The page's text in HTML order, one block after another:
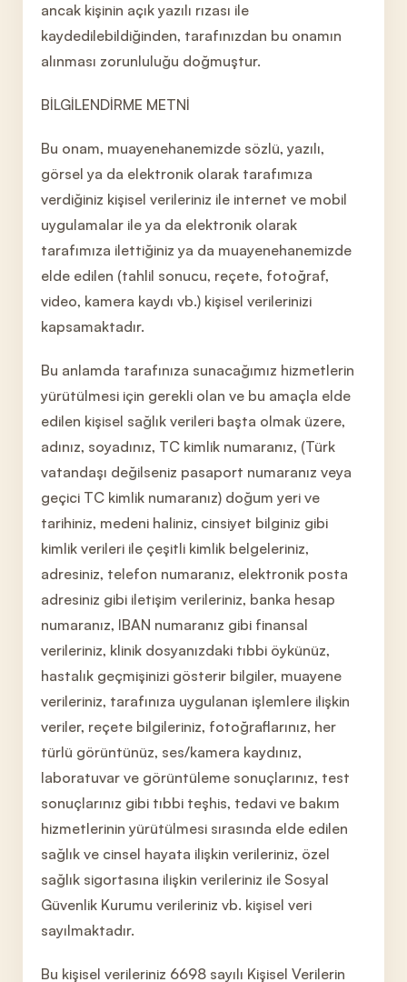
ancak kişinin açık yazılı rızası ile
kaydedilebildiğinden, tarafınızdan bu onamın
alınması zorunluluğu doğmuştur.
BİLGİLENDİRME METNİ
Bu onam, muayenehanemizde sözlü, yazılı,
görsel ya da elektronik olarak tarafımıza
verdiğiniz kişisel verileriniz ile internet ve mobil
uygulamalar ile ya da elektronik olarak
tarafımıza ilettiğiniz ya da muayenehanemizde
elde edilen (tahlil sonucu, reçete, fotoğraf,
video, kamera kaydı vb.) kişisel verilerinizi
kapsamaktadır.
Bu anlamda tarafınıza sunacağımız hizmetlerin
yürütülmesi için gerekli olan ve bu amaçla elde
edilen kişisel sağlık verileri başta olmak üzere,
adınız, soyadınız, TC kimlik numaranız, (Türk
vatandaşı değilseniz pasaport numaranız veya
geçici TC kimlik numaranız) doğum yeri ve
tarihiniz, medeni haliniz, cinsiyet bilginiz gibi
kimlik verileri ile çeşitli kimlik belgeleriniz,
adresiniz, telefon numaranız, elektronik posta
adresiniz gibi iletişim verileriniz, banka hesap
numaranız, IBAN numaranız gibi finansal
verileriniz, klinik dosyanızdaki tıbbi öykünüz,
hastalık geçmişinizi gösterir bilgiler, muayene
verileriniz, tarafınıza uygulanan işlemlere ilişkin
veriler, reçete bilgileriniz, fotoğraflarınız, her
türlü görüntünüz, ses/kamera kaydınız,
laboratuvar ve görüntüleme sonuçlarınız, test
sonuçlarınız gibi tıbbi teşhis, tedavi ve bakım
hizmetlerinin yürütülmesi sırasında elde edilen
sağlık ve cinsel hayata ilişkin verileriniz, özel
sağlık sigortasına ilişkin verileriniz ile Sosyal
Güvenlik Kurumu verileriniz vb. kişisel veri
sayılmaktadır.
Bu kişisel verileriniz 6698 sayılı Kişisel Verilerin